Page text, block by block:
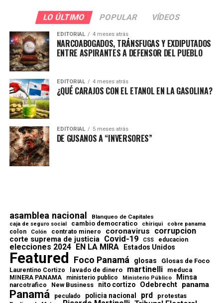
LO ÚLTIMO POPULAR VÍDEOS
EDITORIAL 4 meses atrás
NARCOABOGADOS, TRÁNSFUGAS Y EXDIPUTADOS
ENTRE ASPIRANTES A DEFENSOR DEL PUEBLO
EDITORIAL 4 meses atrás
¿QUÉ CARAJOS CON EL ETANOL EN LA GASOLINA?
EDITORIAL 5 meses atrás
DE GUSANOS A “INVERSORES”
asamblea nacional Blanqueo de Capitales
caja de seguro social cambio democratico chiriqui cobre panama
colon Colón contrato minero coronavirus corrupcion
corte suprema de justicia Covid-19 CSS educacion
elecciones 2024 EN LA MIRA Estados Unidos
Featured Foco Panamá glosas Glosas de Foco
Laurentino Cortizo lavado de dinero martinelli meduca
MINERA PANAMA ministerio publico Ministerio Público Minsa
narcotrafico New Business nito cortizo Odebrecht panama
Panamá peculado policia nacional prd protestas